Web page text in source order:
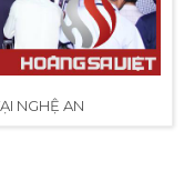
NGHỆ AN